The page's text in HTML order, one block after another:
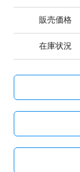
販売価格
在庫状況